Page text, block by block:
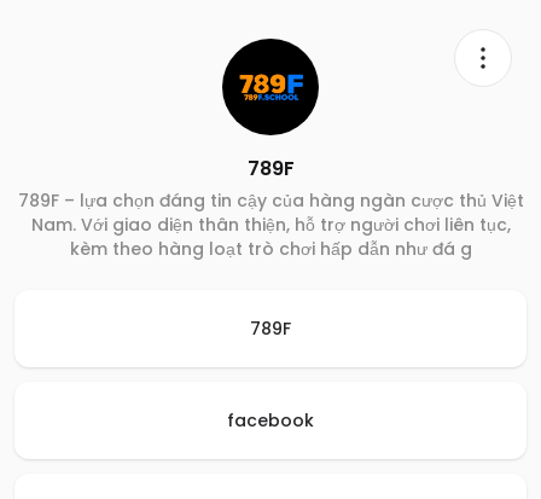
789F
789F – lựa chọn đáng tin cậy của hàng ngàn cược thủ Việt
Nam. Với giao diện thân thiện, hỗ trợ người chơi liên tục,
kèm theo hàng loạt trò chơi hấp dẫn như đá g
789F
facebook